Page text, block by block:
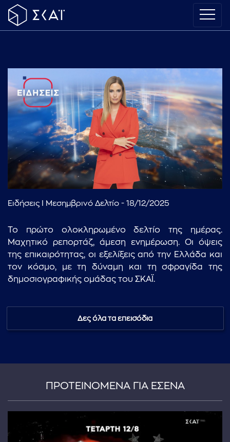
...πληκτρολογήστε κείμενο προς αναζήτηση
Ειδήσεις I Μεσημβρινό Δελτίο - 18/12/2025
Το πρώτο ολοκληρωμένο δελτίο της ημέρας.
Μαχητικό ρεπορτάζ, άμεση ενημέρωση. Οι όψεις
της επικαιρότητας, οι εξελίξεις από την Ελλάδα και
τον κόσμο, με τη δύναμη και τη σφραγίδα της
δημοσιογραφικής ομάδας του ΣΚΑΪ.
Δες όλα τα επεισόδια
ΠΡΟΤΕΙΝΟΜΕΝΑ ΓΙΑ ΕΣΕΝΑ